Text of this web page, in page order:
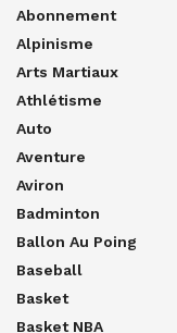
Abonnement
Alpinisme
Arts Martiaux
Athlétisme
Auto
Aventure
Aviron
Badminton
Ballon Au Poing
Baseball
Basket
Basket NBA